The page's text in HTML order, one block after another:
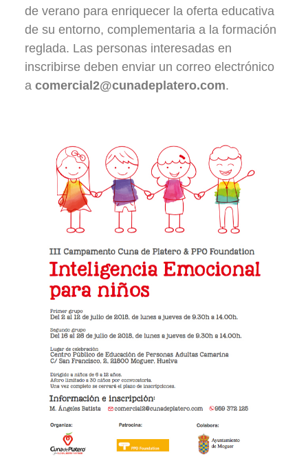
de verano para enriquecer la oferta educativa
de su entorno, complementaria a la formación
reglada. Las personas interesadas en
inscribirse deben enviar un correo electrónico
a comercial2@cunadeplatero.com.